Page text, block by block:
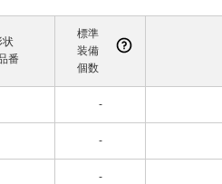
状
番
標準
装備
個数
-
-
-